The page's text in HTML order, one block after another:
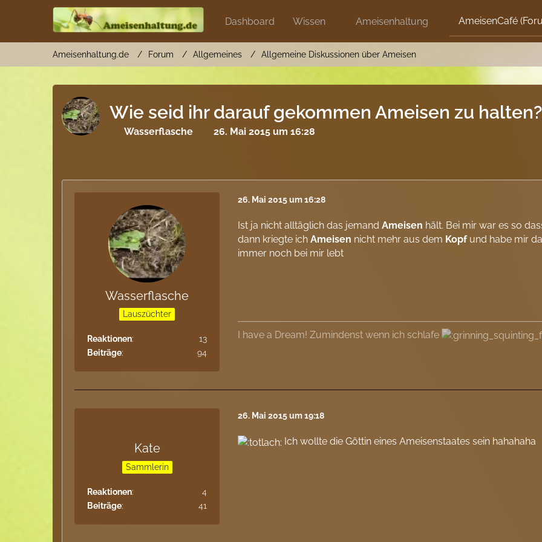
Dashboard Wissen Ameisenhaltung AmeisenCafé
Ameisenhaltung.de Forum Allgemeines Allgemeine Diskussionen über Ameisen
Wie seid ihr darauf gekommen Ameisen zu halten?
Wasserflasche 26. Mai 2015 um 16:28
Wasserflasche
Lauszüchter
Reaktionen
13
Beiträge
94
26. Mai 2015 um 16:28
Ist ja nicht alltäglich das jemandAmeisen hält. Bei mir war es so
dann kriegte ichAmeisen nicht mehr aus dem Kopfund habe mir
immer noch bei mir lebt
I have a Dream! Zumindenst wenn ich schlafe
Kate
Sammlerin
Reaktionen
4
Beiträge
41
26. Mai 2015 um 19:18
Ich wollte die Göttin eines Ameisenstaates sein hahahaha